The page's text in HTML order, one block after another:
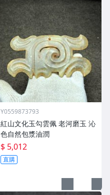
Y0559873793
紅山文化玉勾雲佩 老河磨玉 沁
色自然包漿油潤
$ 5,012
直購